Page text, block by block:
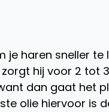
je haren sneller
hij voor 2 tot
dan gaat het
olie hiervoor is